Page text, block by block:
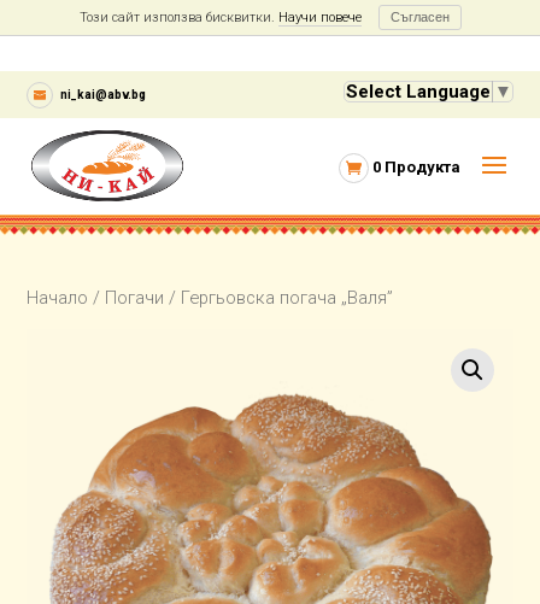
ni_kai@abv.bg Select Language ▼
0 Продукта
Начало / Погачи / Гергьовска погача „Валя”
Този сайт използва бисквитки. Научи повече Съгласен